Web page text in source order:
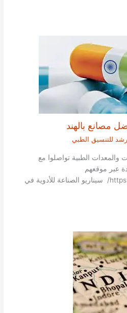
مصانع بالهند
للتنسيق الطبي
والمعدات الطبية تواصلوا مع
عبر موقعهم
الرسمي: https://asterindia.org/ سيناريو الصناعة للأدوية في